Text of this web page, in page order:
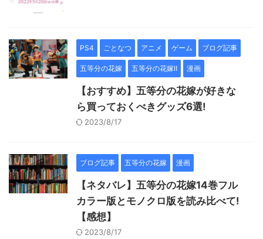
PS4 ごとなつ アニメ ゲーム ブログ記事
五等分の花嫁 五等分の花嫁Ⅱ 漫画
【おすすめ】五等分の花嫁が好きな
ら買っておくべきグッズ6選!
2023/8/17
ブログ記事 五等分の花嫁 漫画
【ネタバレ】五等分の花嫁14巻フル
カラー版とモノクロ版を読み比べて!
【感想】
2023/8/17